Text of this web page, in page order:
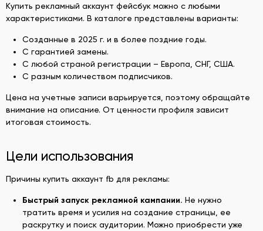
Купить рекламный аккаунт фейсбук можно с любыми
характеристиками. В каталоге представлены варианты:
Созданные в 2025 г. и в более поздние годы.
С гарантией замены.
С любой страной регистрации – Европа, СНГ, США.
С разным количеством подписчиков.
Цена на учетные записи варьируется, поэтому обращайте
внимание на описание. От ценности профиля зависит
итоговая стоимость.
Цели использования
Причины купить аккаунт fb для рекламы:
Быстрый запуск рекламной кампании. Не нужно
тратить время и усилия на создание страницы, ее
раскрутку и поиск аудитории. Можно приобрести уже